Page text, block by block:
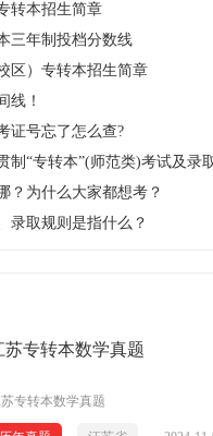
转本招生简章
三年制投档分数线
区）专转本招生简章
线！
证号忘了怎么查?
制“专转本”(师范类)考试及录
？为什么大家都想考？
录取规则是指什么？
苏专转本数学真题
专转本数学真题